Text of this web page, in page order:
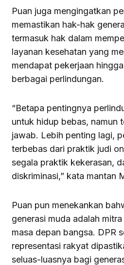
Puan juga mengingatkan
memastikan hak-hak
termasuk hak dalam
layanan kesehatan yang
mendapat pekerjaan
berbagai perlindungan.
“Betapa pentingnya
untuk hidup bebas, namun
jawab. Lebih penting lagi,
terbebas dari praktik judi
segala praktik kekerasan,
diskriminasi,” kata mantan
Puan pun menekankan
generasi muda adalah
masa depan bangsa. DPR
representasi rakyat
seluas-luasnya bagi